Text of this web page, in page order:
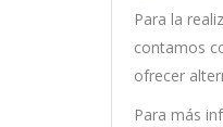
Para la
contamos
ofrecer
Para más